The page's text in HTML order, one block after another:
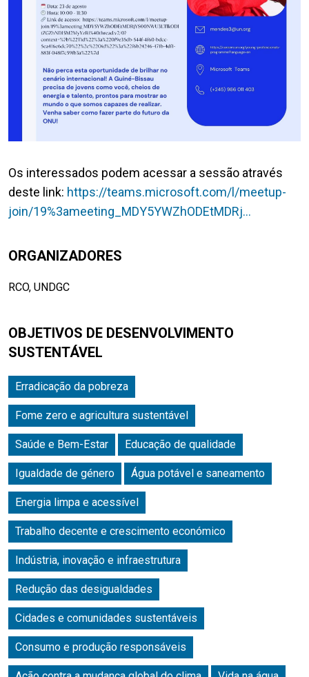
ORGANIZADORES
RCO, UNDGC
OBJETIVOS DE DESENVOLVIMENTO
SUSTENTÁVEL
Erradicação da pobreza
Fome zero e agricultura sustentável
Saúde e Bem-Estar Educação de qualidade
Igualdade de género Água potável e saneamento
Energia limpa e acessível
Trabalho decente e crescimento económico
Indústria, inovação e infraestrutura
Redução das desigualdades
Cidades e comunidades sustentáveis
Consumo e produção responsáveis
Os interessados podem acessar a sessão através
deste link: https://teams.microsoft.com/l/meetup-
join/19%3ameeting_MDY5YWZhODEtMDRj…